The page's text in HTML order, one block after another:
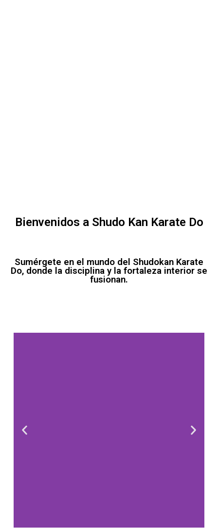
Bienvenidos a Shudo Kan Karate Do
Sumérgete en el mundo del Shudokan Karate
Do, donde la disciplina y la fortaleza interior se
fusionan.